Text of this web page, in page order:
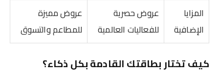
المزايا
الإضافية
عروض حصرية
للفعاليات العالمية
عروض مميزة
للمطاعم والتسوق
كيف تختار بطاقتك القادمة بكل ذكاء؟